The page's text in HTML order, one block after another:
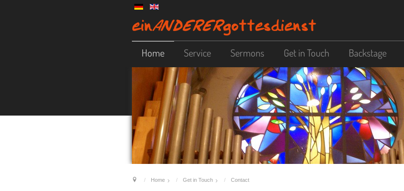
Home Service Sermons Get in Touch Backstage
Home Get in Touch Contact